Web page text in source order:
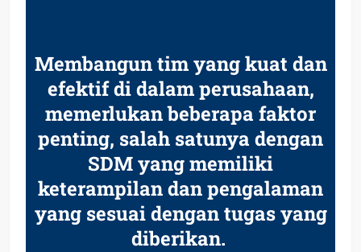
Membangun tim yang kuat dan
efektif di dalam perusahaan,
memerlukan beberapa faktor
penting, salah satunya dengan
SDM yang memiliki
keterampilan dan pengalaman
yang sesuai dengan tugas yang
diberikan.